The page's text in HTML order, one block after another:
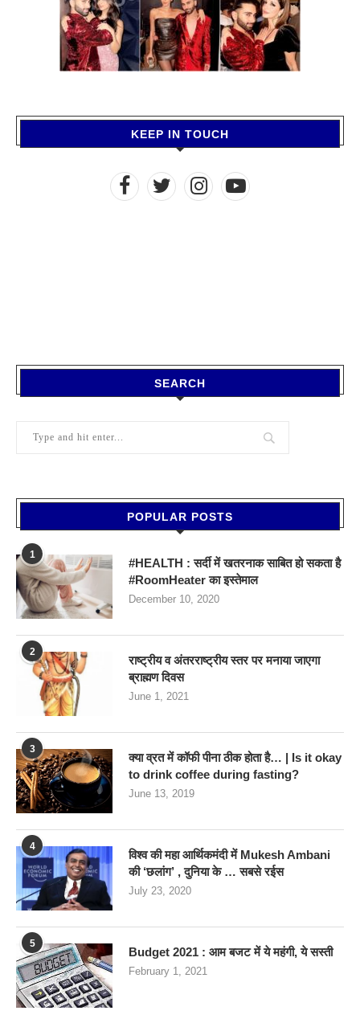
KEEP IN TOUCH
SEARCH
POPULAR POSTS
1
#HEALTH : सर्दी में खतरनाक साबित हो सकता है
#RoomHeater का इस्तेमाल
December 10, 2020
2
राष्ट्रीय व अंतरराष्ट्रीय स्तर पर मनाया जाएगा
ब्राह्मण दिवस
June 1, 2021
3
क्या व्रत में कॉफी पीना ठीक होता है… | Is it okay
to drink coffee during fasting?
June 13, 2019
4
विश्व की महा आर्थिकमंदी में Mukesh Ambani
की ‘छलांग’ , दुनिया के … सबसे रईस
July 23, 2020
5
Budget 2021 : आम बजट में ये महंगी, ये सस्‍ती
February 1, 2021